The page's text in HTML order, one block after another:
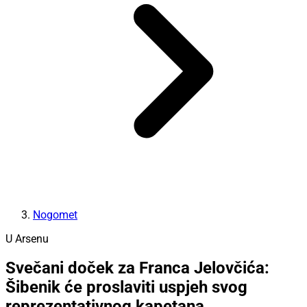
Nogomet
U Arsenu
Svečani doček za Franca Jelovčića:
Šibenik će proslaviti uspjeh svog